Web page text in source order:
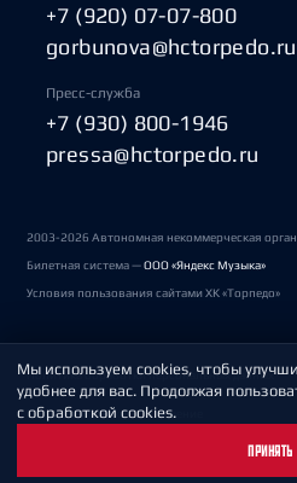
+7 (920) 07-07-800
gorbunova@hctorpedo.ru
Пресс-служба
+7 (930) 800-1946
pressa@hctorpedo.ru
2003-2026 Автономная некоммерческая
Билетная система —ООО «Яндекс Музыка»
Условия пользования сайтами ХК «Торпедо»
Политика обработки персональных данных
Пользовательское соглашение
Мы используем cookies, чтобы
удобнее для вас. Продолжая
с обработкой cookies.
ПРИНЯТЬ